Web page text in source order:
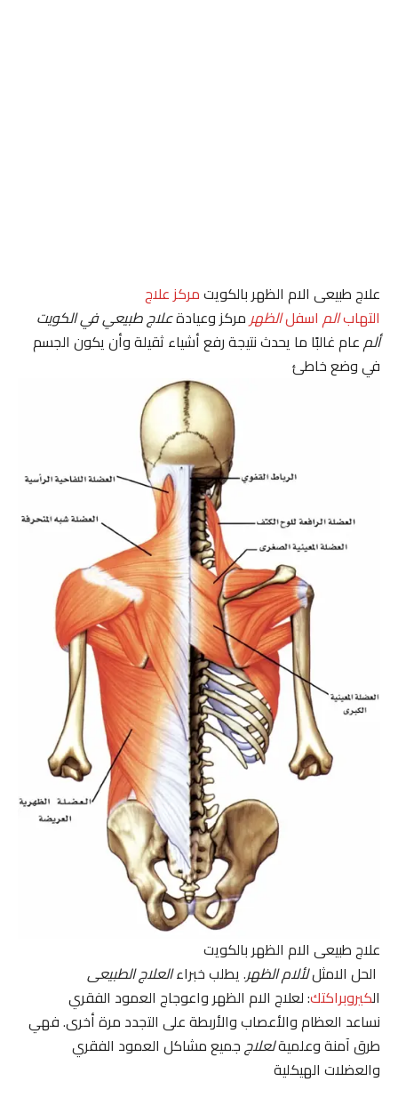
علاج طبيعى الام الظهر بالكويتمركز علاج
التهابالماسفلالظهرمركز وعيادةعلاج طبيعي في الكويت
ألمعام غالبًا ما يحدث نتيجة رفع أشياء ثقيلة وأن يكون الجسم
في وضع خاطئ
علاج طبيعى الام الظهر بالكويت
الحل الامثللألام الظهر. يطلب خبراءالعلاج الطبيعى
كيروبراكتك: لعلاج الام الظهر واعوجاج العمود الفقري
نساعد العظام والأعصاب والأربطة على التجدد مرة أخرى. فهي
طرق آمنة وعلميةلعلاججميع مشاكل العمود الفقري
والعضلات الهيكلية